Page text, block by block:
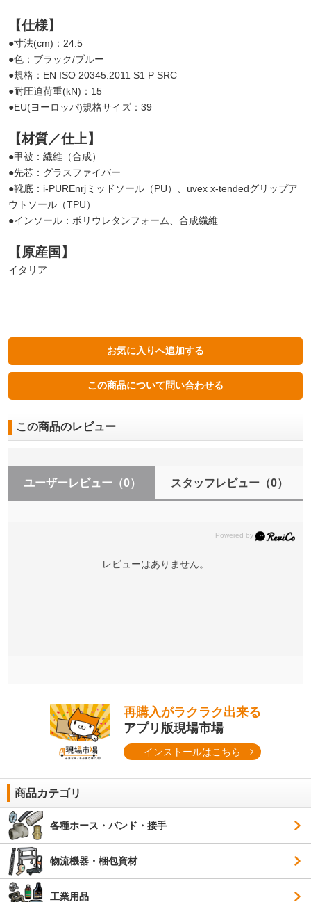
【仕様】
●寸法(cm)：24.5
●色：ブラック/ブルー
●規格：EN ISO 20345:2011 S1 P SRC
●耐圧迫荷重(kN)：15
●EU(ヨーロッパ)規格サイズ：39
【材質／仕上】
●甲被：繊維（合成）
●先芯：グラスファイバー
●靴底：i-PUREnrjミッドソール（PU）、uvex x-tendedグリップア
ウトソール（TPU）
●インソール：ポリウレタンフォーム、合成繊維
【原産国】
イタリア
この商品のレビュー
ユーザーレビュー （0） スタッフレビュー（0）
レビューはありません。
再購入がラクラク出来る
アプリ版現場市場
インストールはこちら
商品カテゴリ
各種ホース・バンド・接手
物流機器・梱包資材
工業用品